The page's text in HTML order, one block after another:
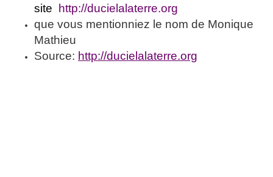
site
http://ducielalaterre.org
que vous mentionniez le nom de Monique
Mathieu
Source: http://ducielalaterre.org